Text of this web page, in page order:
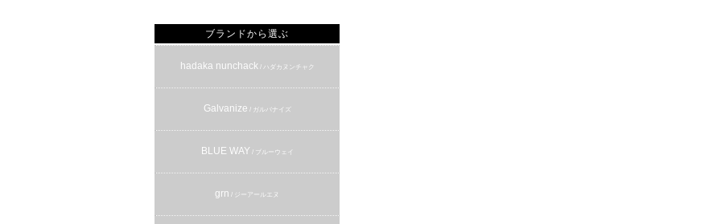
ブランドから選ぶ
hadaka nunchack/ ハダカヌンチャク
Galvanize / ガルバナイズ
BLUE WAY / ブルーウェイ
grn / ジーアールエヌ